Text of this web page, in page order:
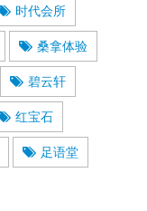
时代会所
桑拿体验
碧云轩
红宝石
足语堂